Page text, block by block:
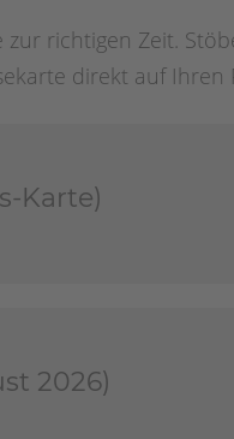
richtigen Zeit.
direkt auf Ihren
Karte)
2026)